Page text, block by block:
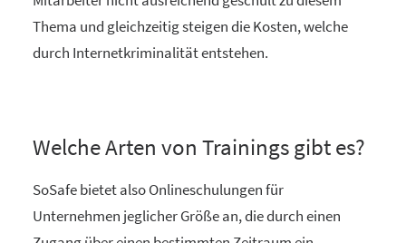
Thema und gleichzeitig steigen die Kosten, welche
durch Internetkriminalität entstehen.
Welche Arten von Trainings gibt es?
SoSafe bietet also Onlineschulungen für
Unternehmen jeglicher Größe an, die durch einen